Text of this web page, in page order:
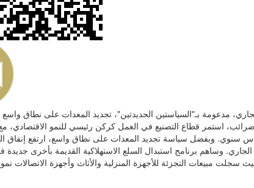
مدعومة بـ"السياستين الجديدتين"، تجديد المعدات على نطاق واسع
استمر قطاع التصنيع في العمل كركن رئيسي للنمو الاقتصادي،
8.9%، وإيرادات مبيعات التصنيع فائق التقنية بنسبة 11.9% على أساس سنوي. وبفضل سياسة تجديد المعدات على نطاق واسع،
الأول للعام الجاري. وساهم برنامج استبدال السلع الاستهلاكية القديمة بأخرى